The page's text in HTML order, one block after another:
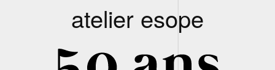
atelier esope